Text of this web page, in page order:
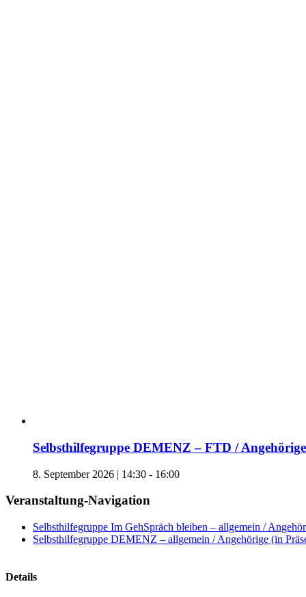
Selbsthilfegruppe DEMENZ – FTD /
8. September 2026 | 14:30 - 16:00
Veranstaltung-Navigation
Selbsthilfegruppe Im GehSpräch bleiben – allgemein /
Selbsthilfegruppe DEMENZ – allgemein / Angehörige (in
Details